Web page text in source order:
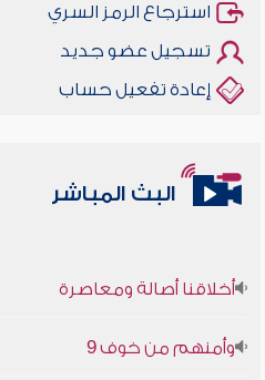
استرجاع الرمز السري
تسجيل عضو جديد
إعادة تفعيل حساب
البث المباشر
أخلاقنا أصالة ومعاصرة
وأمنهم من خوف 9